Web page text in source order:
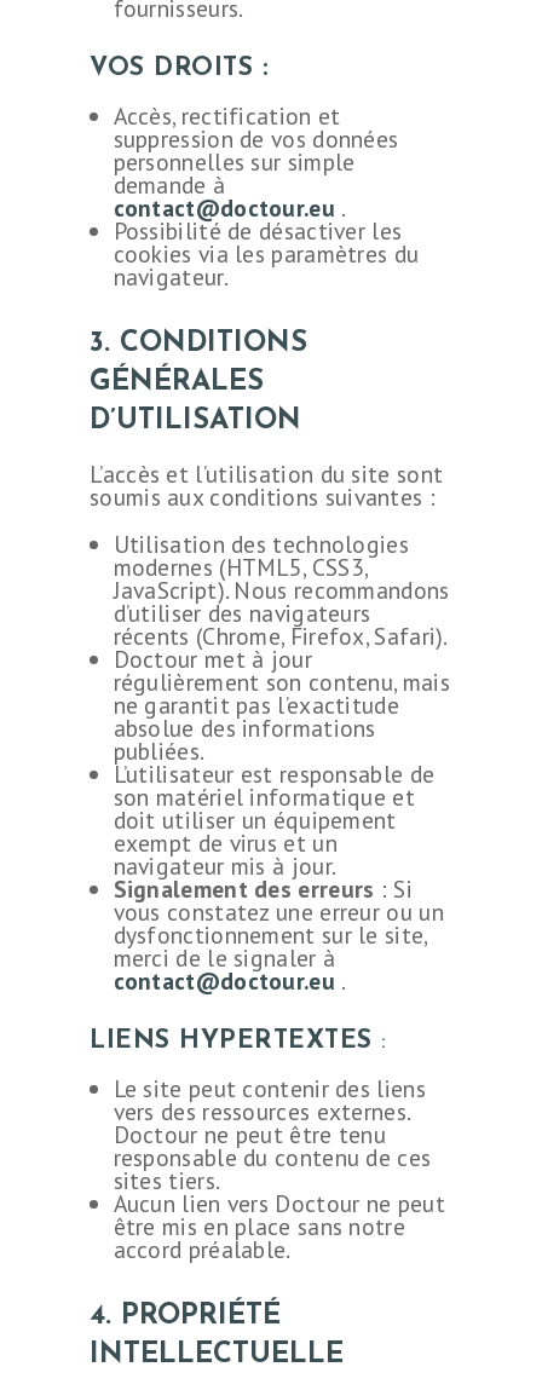
DEMANDE DE
fournisseurs.
VOS DROITS :
Accès, rectification et
suppression de vos données
personnelles sur simple
demande à
contact@doctour.eu .
Possibilité de désactiver les
cookies via les paramètres du
navigateur.
3. CONDITIONS
GÉNÉRALES
D’UTILISATION
L’accès et l’utilisation du site sont
soumis aux conditions suivantes :
Utilisation des technologies
modernes (HTML5, CSS3,
JavaScript). Nous recommandons
d’utiliser des navigateurs
récents (Chrome, Firefox, Safari).
Doctour met à jour
régulièrement son contenu, mais
ne garantit pas l’exactitude
absolue des informations
publiées.
L’utilisateur est responsable de
son matériel informatique et
doit utiliser un équipement
exempt de virus et un
navigateur mis à jour.
Signalement des erreurs : Si
vous constatez une erreur ou un
dysfonctionnement sur le site,
merci de le signaler à
contact@doctour.eu .
LIENS HYPERTEXTES :
Le site peut contenir des liens
vers des ressources externes.
Doctour ne peut être tenu
responsable du contenu de ces
sites tiers.
Aucun lien vers Doctour ne peut
être mis en place sans notre
accord préalable.
4. PROPRIÉTÉ
INTELLECTUELLE